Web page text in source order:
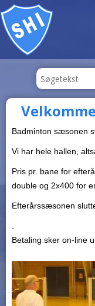
Badminton sæsonen
Vi har hele hallen,
Pris pr. bane for
double og 2x400 for
Efterårssæsonen
Betaling sker on-line